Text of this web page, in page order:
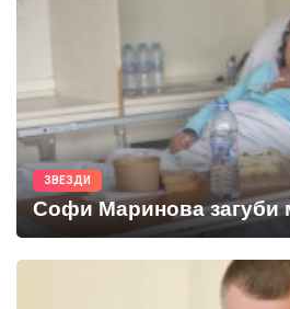
ЗВЕЗДИ
Софи Маринова загуби